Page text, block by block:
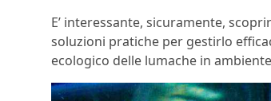
E’ interessante, sicuramente,
soluzioni pratiche per gestirlo
ecologico delle lumache in